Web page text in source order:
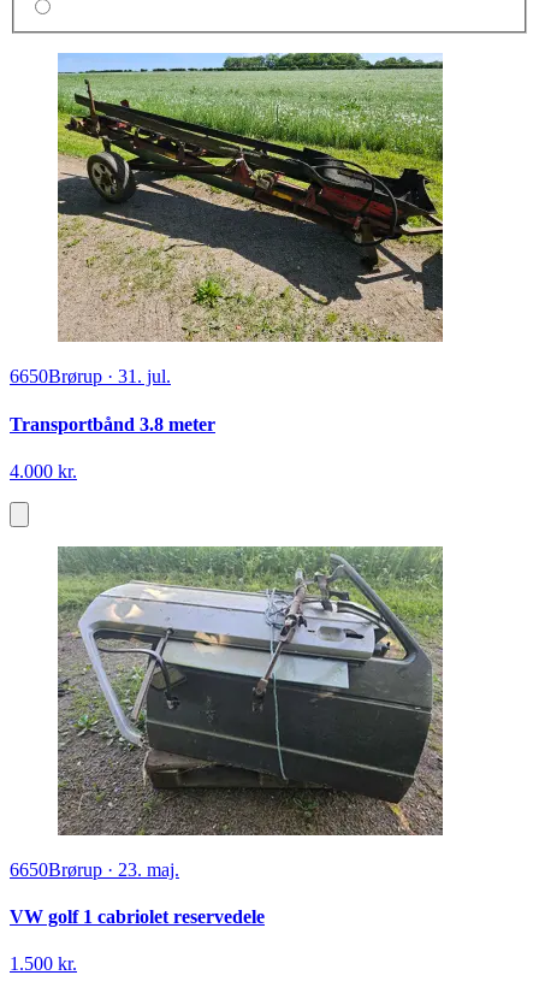
6650Brørup · 31. jul.
Transportbånd 3.8 meter
4.000 kr.
6650Brørup · 23. maj.
VW golf 1 cabriolet reservedele
1.500 kr.